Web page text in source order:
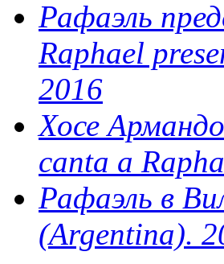
Рафаэль
Raphael
2016
Хосе
canta a
Рафаэль в
(Argentina).